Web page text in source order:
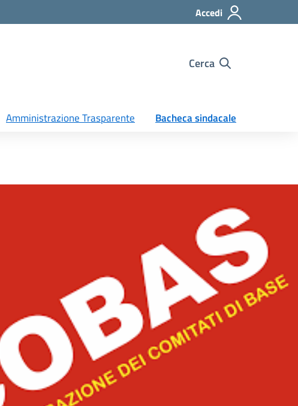
Accedi
Cerca
Amministrazione Trasparente Bacheca sindacale